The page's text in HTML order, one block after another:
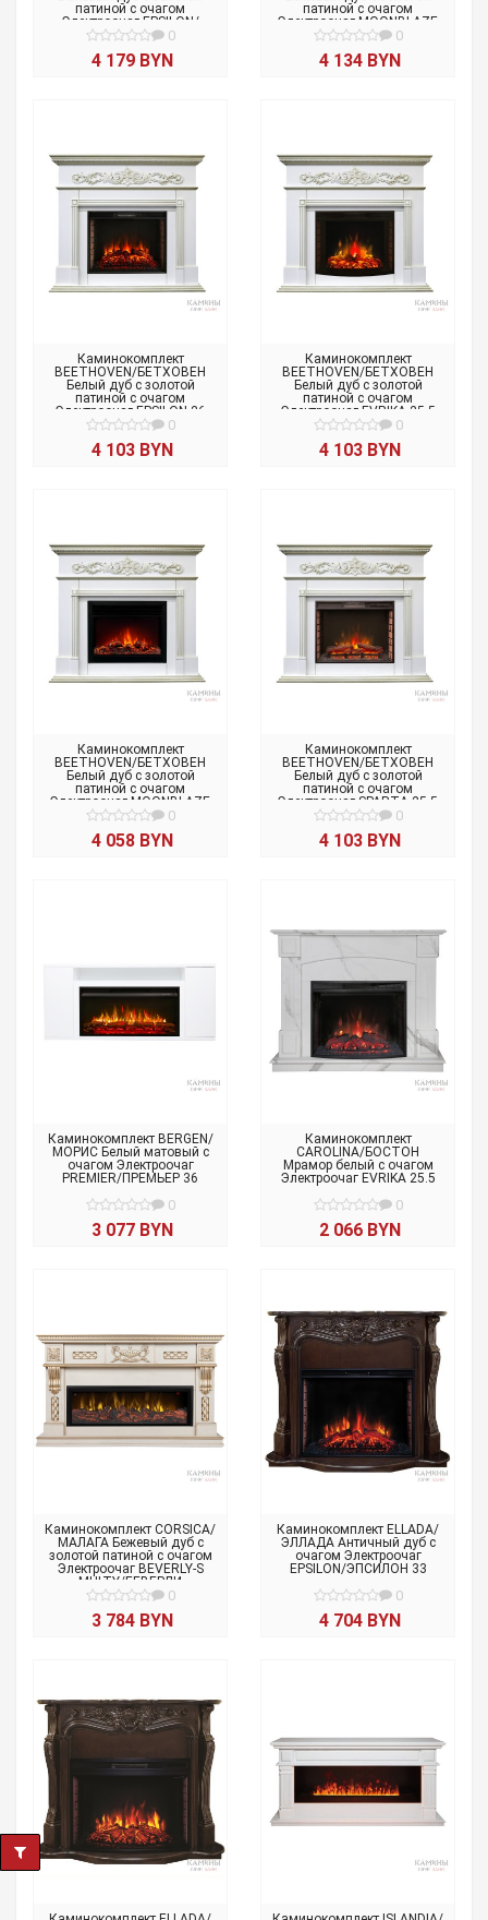
патиной с очагом
Электроочаг EPSILON/
ЭПСИЛОН 330
4 179 BYN
патиной с очагом
Электроочаг MOONBLAZE
LUX/МУНБЛЕЙЗ
0
4 134 BYN
Каминокомплект
BEETHOVEN/БЕТХОВЕН
Белый дуб с золотой
патиной с очагом
Электроочаг EPSILON 26
0
4 103 BYN
Каминокомплект
BEETHOVEN/БЕТХОВЕН
Белый дуб с золотой
патиной с очагом
Электроочаг EVRIKA 25.5
0
4 103 BYN
Каминокомплект
BEETHOVEN/БЕТХОВЕН
Белый дуб с золотой
патиной с очагом
Электроочаг MOONBLAZE
LUX/МУНБЛЕЙЗ
0
4 058 BYN
Каминокомплект
BEETHOVEN/БЕТХОВЕН
Белый дуб с золотой
патиной с очагом
Электроочаг SPARTA 25.5
0
4 103 BYN
Каминокомплект BERGEN/
МОРИС Белый матовый с
очагом Электроочаг
PREMIER/ПРЕМЬЕР 36
0
3 077 BYN
Каминокомплект
CAROLINA/БОСТОН
Мрамор белый с очагом
Электроочаг EVRIKA 25.5
0
2 066 BYN
Каминокомплект CORSICA/
МАЛАГА Бежевый дуб с
золотой патиной с очагом
Электроочаг BEVERLY-S
MULTY/БЕВЕРЛИ
МУЛЬТИКОЛОР
0
3 784 BYN
Каминокомплект ELLADA/
ЭЛЛАДА Античный дуб с
очагом Электроочаг
EPSILON/ЭПСИЛОН 33
0
4 704 BYN